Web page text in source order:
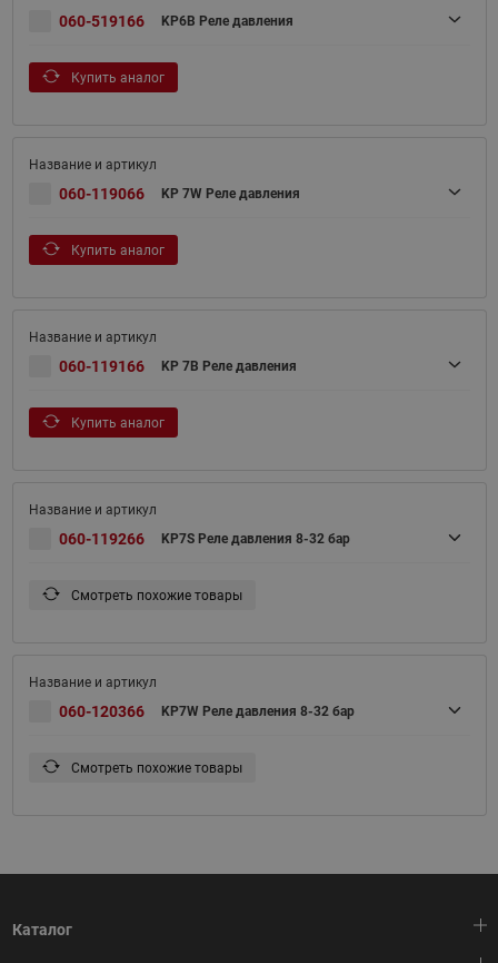
060-519166 KP6B Реле давления
Купить аналог
060-119066 KP 7W Реле давления
Купить аналог
060-119166 KP 7B Реле давления
Купить аналог
060-119266 KP7S Реле давления 8-32 бар
Смотреть похожие товары
060-120366 KP7W Реле давления 8-32 бар
Смотреть похожие товары
Каталог